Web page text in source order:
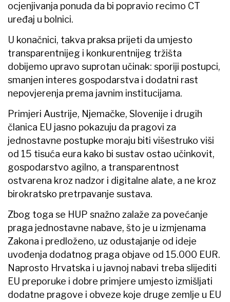
ocjenjivanja ponuda da bi popravio recimo CT
uređaj u bolnici.
U konačnici, takva praksa prijeti da umjesto
transparentnijeg i konkurentnijeg tržišta
dobijemo upravo suprotan učinak: sporiji postupci,
smanjen interes gospodarstva i dodatni rast
nepovjerenja prema javnim institucijama.
Primjeri Austrije, Njemačke, Slovenije i drugih
članica EU jasno pokazuju da pragovi za
jednostavne postupke moraju biti višestruko viši
od 15 tisuća eura kako bi sustav ostao učinkovit,
gospodarstvo agilno, a transparentnost
ostvarena kroz nadzor i digitalne alate, a ne kroz
birokratsko pretrpavanje sustava.
Zbog toga se HUP snažno zalaže za povećanje
praga jednostavne nabave, što je u izmjenama
Zakona i predloženo, uz odustajanje od ideje
uvođenja dodatnog praga objave od 15.000 EUR.
Naprosto Hrvatska i u javnoj nabavi treba slijediti
EU preporuke i dobre primjere umjesto izmišljati
dodatne pragove i obveze koje druge zemlje u EU